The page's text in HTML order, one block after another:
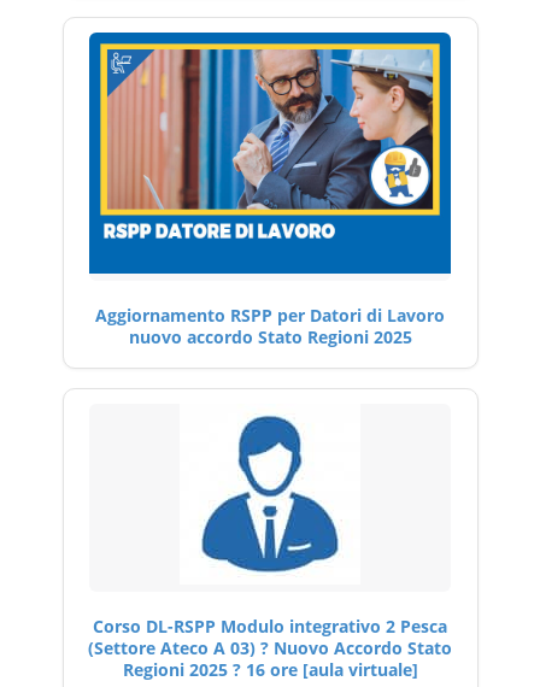
Aggiornamento RSPP per Datori di Lavoro
nuovo accordo Stato Regioni 2025
Corso DL-RSPP Modulo integrativo 2 Pesca
(Settore Ateco A 03) ? Nuovo Accordo Stato
Regioni 2025 ? 16 ore [aula virtuale]